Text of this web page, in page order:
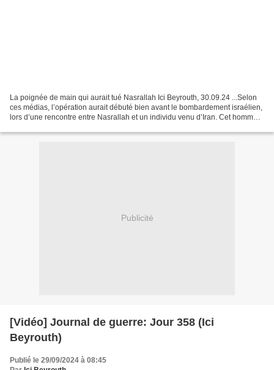
La poignée de main qui aurait tué Nasrallah Ici Beyrouth, 30.09.24 ...Selon
ces médias, l’opération aurait débuté bien avant le bombardement israélien,
lors d’une rencontre entre Nasrallah et un individu venu d’Iran. Cet homme
Publicité
[Vidéo] Journal de guerre: Jour 358 (Ici
Beyrouth)
Publié le 29/09/2024 à 08:45